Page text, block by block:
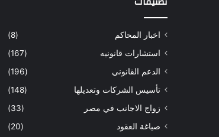
اخبار المحاكم
(8)
استشارات قانونيه
(167)
الدعم القانوني
(196)
تأسيس الشركات وتعديلها
(148)
زواج الاجانب في مصر
(33)
صياغة العقود
(20)